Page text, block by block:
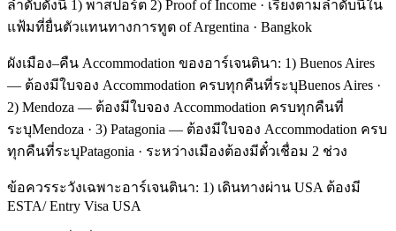
ลำดับดังนี้ 1) พาสปอร์ต 2) Proof of Income · เรียงตามลำดับนี้ใน
แฟ้มที่ยื่นตัวแทนทางการทูต of Argentina · Bangkok
ผังเมือง–คืน Accommodation ของอาร์เจนตินา: 1) Buenos Aires
— ต้องมีใบจอง Accommodation ครบทุกคืนที่ระบุBuenos Aires ·
2) Mendoza — ต้องมีใบจอง Accommodation ครบทุกคืนที่
ระบุMendoza · 3) Patagonia — ต้องมีใบจอง Accommodation ครบ
ทุกคืนที่ระบุPatagonia · ระหว่างเมืองต้องมีตั๋วเชื่อม 2 ช่วง
ข้อควรระวังเฉพาะอาร์เจนตินา: 1) เดินทางผ่าน USA ต้องมี
ESTA/ Entry Visa USA